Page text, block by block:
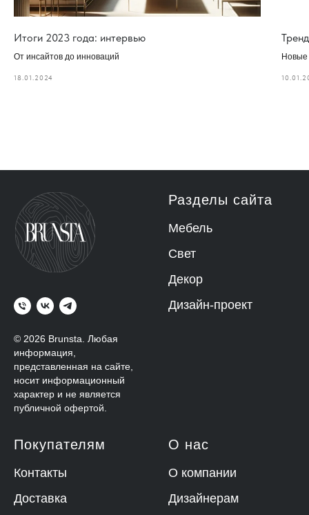
Итоги 2023 года: интервью
От инсайтов до инноваций
18.01.2024
Новые
© 2026 Brunsta. Любая
информация,
представленная на сайте,
носит информационный
характер и не является
публичной офертой.
Разделы сайта
Мебель
Свет
Декор
Дизайн-проект
Покупателям
Контакты
Доставка
О нас
О компании
Дизайнерам